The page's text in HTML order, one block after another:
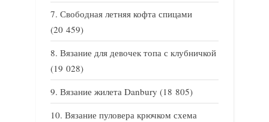
Свободная летняя кофта спицами
(20 459)
Вязание для девочек топа с клубничкой
(19 028)
Вязание жилета Danbury (18 805)
Вязание пуловера крючком схема